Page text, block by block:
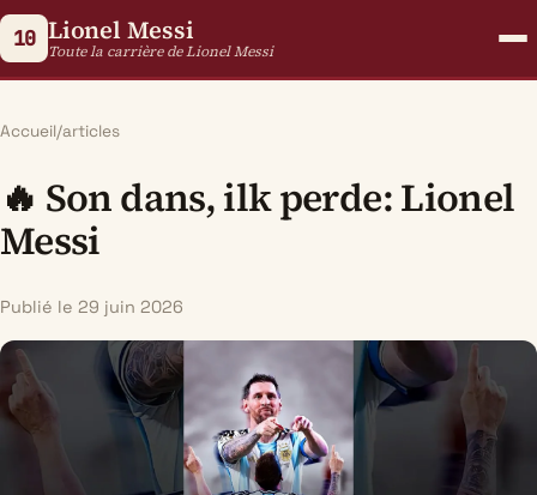
10 Lionel Messi
Toute la carrière de Lionel Messi
Accueil/articles
🔥 Son dans, ilk perde: Lionel
Messi
Publié le 29 juin 2026